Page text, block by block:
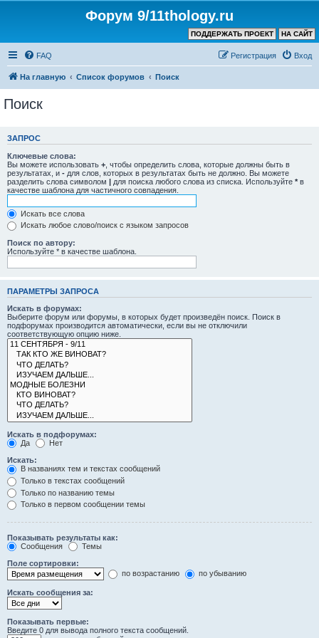
Форум 9/11thology.ru
НА САЙТ
ПОДДЕРЖАТЬ ПРОЕКТ
FAQ Вход
Регистрация
На главную Список форумов Поиск
Поиск
ЗАПРОС
Ключевые слова:
Вы можете использовать + , чтобы определить слова, которые должны быть в
результатах, и - для слов, которых в результатах быть не должно. Вы можете
разделить слова символом | для поиска любого слова из списка. Используйте * в
качестве шаблона для частичного совпадения.
Искать все слова
Искать любое слово/поиск с языком запросов
Поиск по автору:
Используйте * в качестве шаблона.
ПАРАМЕТРЫ ЗАПРОСА
Искать в форумах:
Выберите форум или форумы, в которых будет произведён поиск. Поиск в
подфорумах производится автоматически, если вы не отключили
соответствующую опцию ниже.
Искать в подфорумах:
Да
Нет
Искать:
В названиях тем и текстах сообщений
Только в текстах сообщений
Только по названию темы
Только в первом сообщении темы
Показывать результаты как:
Сообщения
Темы
Поле сортировки:
по возрастанию
по убыванию
Искать сообщения за:
Показывать первые:
Введите 0 для вывода полного текста сообщений.